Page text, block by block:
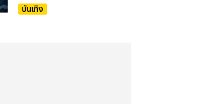
บันเทิง